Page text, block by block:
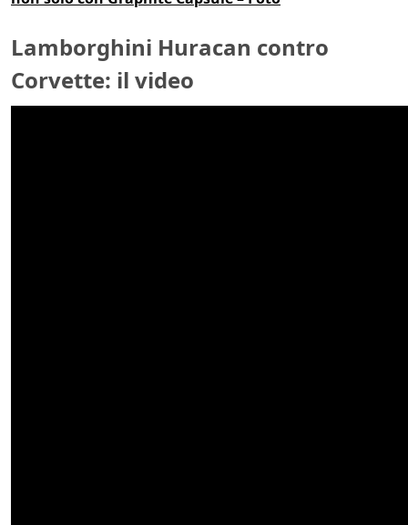
Lamborghini Huracan contro
Corvette: il video